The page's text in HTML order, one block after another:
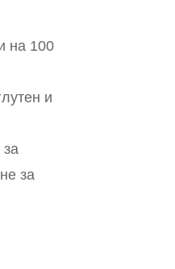
на 100
и
за